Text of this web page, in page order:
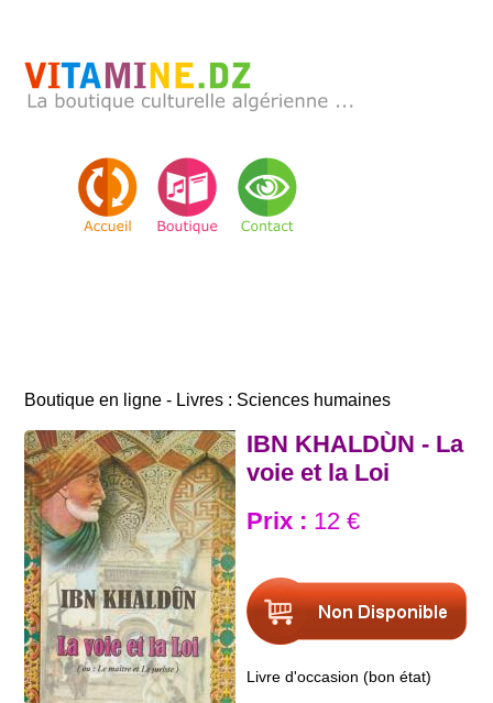
Boutique en ligne - Livres : Sciences humaines
IBN KHALDÙN - La
voie et la Loi
Prix : 12 €
Livre d'occasion (bon état)